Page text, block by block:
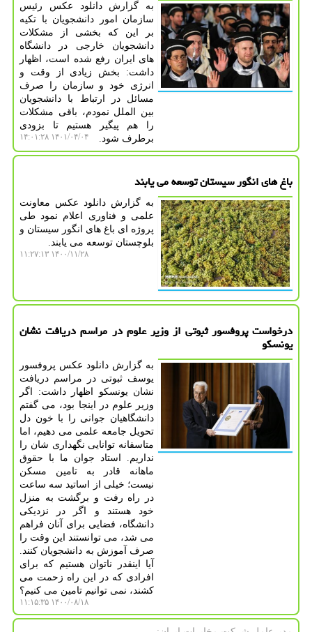
به گزارش دانلود عکس رئیس
سازمان امور دانشجویان با تکیه
بر این که بخشی از مشکلات
دانشجویان خارجی در دانشگاه
های ایران رفع شده است، اظهار
داشت: بخش زیادی از وقت و
انرژی خود و سازمان را صرف
مسائل در ارتباط با دانشجویان
بین الملل نمودم، باقی مشکلات
را هم پیگیر هستیم تا بزودی
برطرف شود.
۱۴۰۱/۰۴/۰۴ ۱۴:۰۱:۲۸
باغ های انگور سیستان توسعه می یابند
به گزارش دانلود عکس معاونت
علمی و فناوری اعلام نمود طی
پروژه ای باغ های انگور سیستان و
بلوچستان توسعه می یابند.
۱۴۰۰/۱۱/۲۸ ۱۱:۲۷:۱۳
درخواست پروفسور ثبوتی از وزیر علوم در مراسم دریافت نشان
یونسکو
به گزارش دانلود عکس پروفسور
یوسف ثبوتی در مراسم دریافت
نشان یونسکو اظهار داشت: اگر
وزیر علوم در اینجا بود، می گفتم
دانشگاهیان جوانی را با خون دل
تحویل جامعه علمی می دهیم، اما
متاسفانه توانایی نگهداری شان را
نداریم. استاد جوان ما با حقوق
ماهانه قادر به تامین مسکن
نیست؛ خیلی از اساتید سه ساعت
در راه رفت و برگشت به منزل
خود هستند و اگر در نزدیکی
دانشگاه، فضایی برای آنان فراهم
می شد، می توانستند این وقت را
صرف آموزش به دانشجویان کنند.
آیا اینقدر ناتوان هستیم که برای
افرادی که در این راه زحمت می
کشند، نمی توانیم تامین می کنیم؟
۱۴۰۰/۰۸/۱۸ ۱۱:۱۵:۳۵